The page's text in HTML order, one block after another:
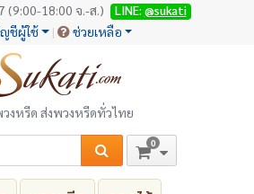
(9:00-18:00 จ.-ส.) LINE: @sukati
ชีผู้ใช้ ช่วยเหลือ
งหรีด ส่งพวงหรีดทั่วไทย
0